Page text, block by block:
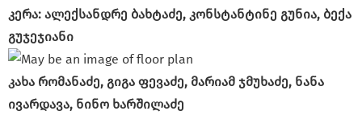
კერა: ალექსანდრე ბახტაძე, კონსტანტინე გუნია, ბექა
გუჯეჯიანი
კახა რომანაძე, გიგა ფევაძე, მარიამ ჯმუხაძე, ნანა
ივარდავა, ნინო ხარშილაძე